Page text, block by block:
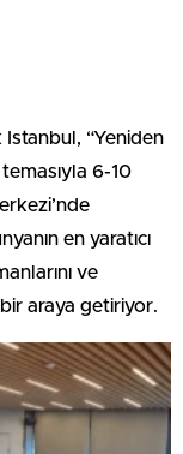
Istanbul, “Yeniden
6-10
en yaratıcı
ve
araya getiriyor.